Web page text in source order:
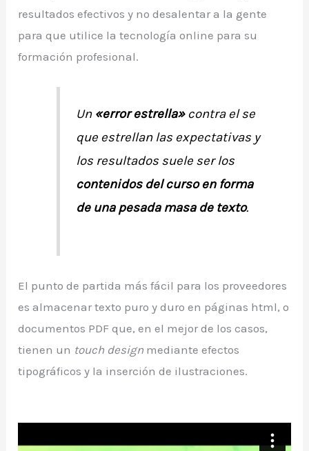
resultados efectivos y no desalentar a la gente
para que utilice la tecnología online para su
formación profesional.
Un «error estrella»contra el se
que estrellan las expectativas y
los resultados suele ser los
contenidos del curso en forma
de una pesada masa de texto.
El punto de partida más fácil para los proveedores
es almacenar texto puro y duro en páginas html, o
documentos PDF que, en el mejor de los casos,
tienen un touch design mediante efectos
tipográficos y la inserción de ilustraciones.